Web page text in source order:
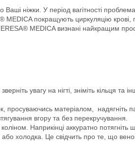
ніжки. У період вагітності
MEDICA покращують циркуляцію крові,
MEDICA визнані найкращим
увагу на нігті, зніміть кільця та
просуваючись матеріалом, надягніть
вгору та без перекручування.
Наприкінці аккуратно потягніть
холодка. Це свідчить про те, що